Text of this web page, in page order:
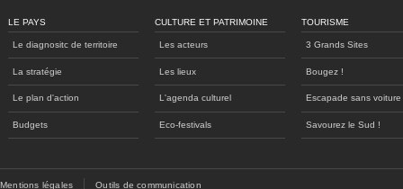
LE PAYS
Le diagnositc de territoire
La stratégie
Le plan d'action
Budgets
CULTURE ET PATRIMOINE
Les acteurs
Les lieux
L'agenda culturel
Eco-festivals
TOURISME
3 Grands Sites
Bougez !
Escapade sans voiture
Savourez le Sud !
Mentions légales Outils de communication